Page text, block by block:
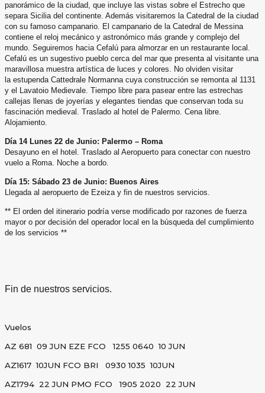
panorámico de la ciudad, que incluye las vistas sobre el Estrecho que
separa Sicilia del continente. Además visitaremos la Catedral de la ciudad
con su famoso campanario. El campanario de la Catedral de Messina
contiene el reloj mecánico y astronómico más grande y complejo del
mundo. Seguiremos hacia Cefalú para almorzar en un restaurante local.
Cefalú es un sugestivo pueblo cerca del mar que presenta al visitante una
maravillosa muestra artística de luces y colores. No olviden visitar
la estupenda Cattedrale Normanna cuya construcción se remonta al 1131
y el Lavatoio Medievale. Tiempo libre para pasear entre las estrechas
callejas llenas de joyerías y elegantes tiendas que conservan toda su
fascinación medieval. Traslado al hotel de Palermo. Cena libre.
Alojamiento.
Día 14 Lunes 22 de Junio: Palermo – Roma
Desayuno en el hotel. Traslado al Aeropuerto para conectar con nuestro
vuelo a Roma. Noche a bordo.
Día 15: Sábado 23 de Junio: Buenos Aires
Llegada al aeropuerto de Ezeiza y fin de nuestros servicios.
** El orden del itinerario podría verse modificado por razones de fuerza
mayor o por decisión del operador local en la búsqueda del cumplimiento
de los servicios **
Fin de nuestros servicios.
Vuelos
AZ 681 09 JUN EZE FCO 1255 0640 10 JUN
AZ1617 10JUN FCO BRI 0930 1035 10JUN
AZ1794 22 JUN PMO FCO 1905 2020 22 JUN